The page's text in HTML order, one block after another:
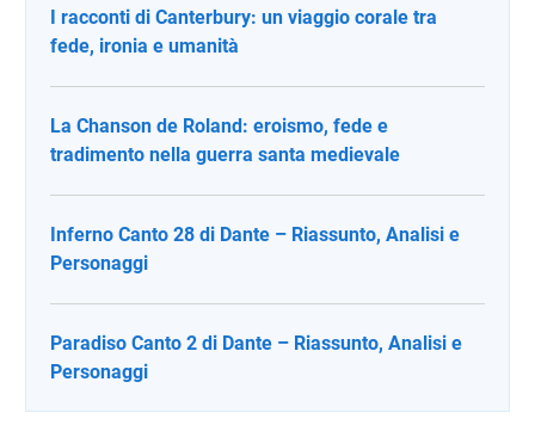
I racconti di Canterbury: un viaggio corale tra
fede, ironia e umanità
La Chanson de Roland: eroismo, fede e
tradimento nella guerra santa medievale
Inferno Canto 28 di Dante – Riassunto, Analisi e
Personaggi
Paradiso Canto 2 di Dante – Riassunto, Analisi e
Personaggi